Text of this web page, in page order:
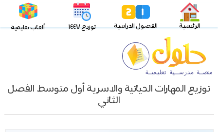
الرئيسية الفصول الدراسية توزيع ١٤٤٧ ألعاب تعليمية
توزيع المهارات الحياتية والاسرية أول متوسط الفصل
الثاني